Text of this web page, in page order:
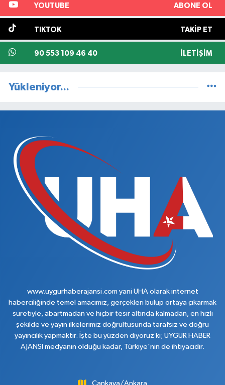
YOUTUBE ABONE OL
TIKTOK TAKIP ET
90 553 109 46 40 İLETIŞIM
Yükleniyor...
www.uygurhaberajansi.com yani UHA olarak internet
haberciliğinde temel amacımız, gerçekleri bulup ortaya çıkarmak
suretiyle, abartmadan ve hiçbir tesir altında kalmadan, en hızlı
şekilde ve yayın ilkelerimiz doğrultusunda tarafsız ve doğru
yayıncılık yapmaktır. İşte bu yüzden diyoruz ki; UYGUR HABER
AJANSI medyanın olduğu kadar, Türkiye'nin de ihtiyacıdır.
Çankaya/Ankara